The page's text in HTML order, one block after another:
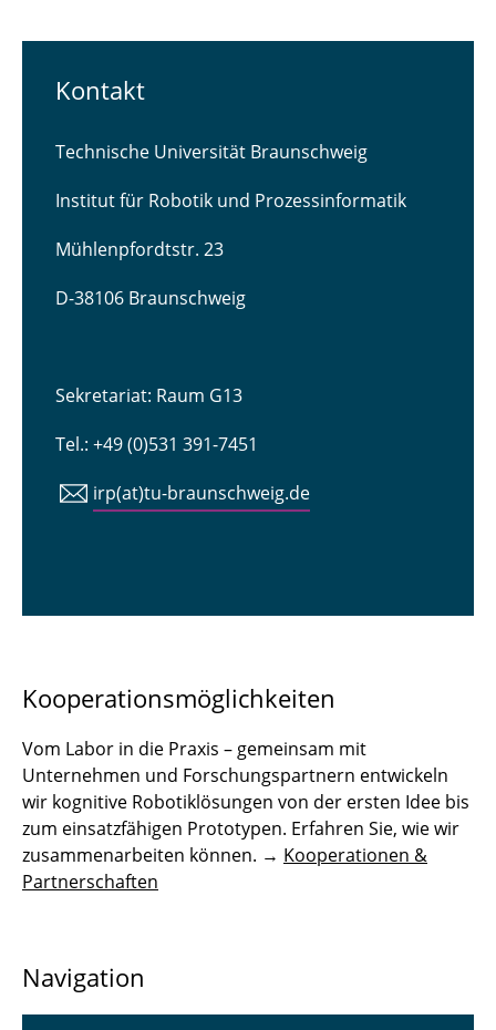
Kontakt
Technische Universität Braunschweig
Institut für Robotik und Prozessinformatik
Mühlenpfordtstr. 23
D-38106 Braunschweig
Sekretariat: Raum G13
Tel.: +49 (0)531 391-7451
irp(at)tu-braunschweig.de
Kooperationsmöglichkeiten
Vom Labor in die Praxis – gemeinsam mit
Unternehmen und Forschungspartnern entwickeln
wir kognitive Robotiklösungen von der ersten Idee bis
zum einsatzfähigen Prototypen. Erfahren Sie, wie wir
zusammenarbeiten können. → Kooperationen &
Partnerschaften
Navigation